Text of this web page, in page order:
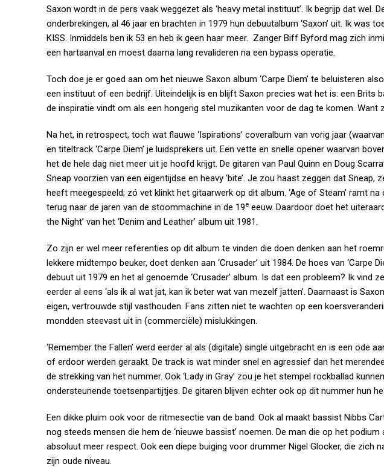
Saxon wordt in de pers vaak weggezet als ‘heavy metal instituut’. Ik begrijp dat wel.
onderbrekingen, al 46 jaar en brachten in 1979 hun debuutalbum ‘Saxon’ uit. Ik was
KISS. Inmiddels ben ik 53 en heb ik geen haar meer. Zanger Biff Byford mag zich
een hartaanval en moest daarna lang revalideren na een bypass operatie.
Toch doe je er goed aan om het nieuwe Saxon album ‘Carpe Diem’ te beluisteren
een instituut of een bedrijf. Uiteindelijk is en blijft Saxon precies wat het is: een Brits
de inspiratie vindt om als een hongerig stel muzikanten voor de dag te komen. Want
Na het, in retrospect, toch wat flauwe ‘Ispirations’ coveralbum van vorig jaar
en titeltrack ‘Carpe Diem’ je luidsprekers uit. Een vette en snelle opener waarvan
het de hele dag niet meer uit je hoofd krijgt. De gitaren van Paul Quinn en Doug
Sneap voorzien van een eigentijdse en heavy ‘bite’. Je zou haast zeggen dat Sneap,
heeft meegespeeld; zó vet klinkt het gitaarwerk op dit album. ‘Age of Steam’ ramt
terug naar de jaren van de stoommachine in de 19e eeuw. Daardoor doet het
the Night’ van het ‘Denim and Leather’ album uit 1981.
Zo zijn er wel meer referenties op dit album te vinden die doen denken aan het
lekkere midtempo beuker, doet denken aan ‘Crusader’ uit 1984. De hoes van ‘Carpe
debuut uit 1979 en het al genoemde ‘Crusader’ album. Is dat een probleem? Ik vind
eerder al eens ‘als ik al wat jat, kan ik beter wat van mezelf jatten’. Daarnaast is
eigen, vertrouwde stijl vasthouden. Fans zitten niet te wachten op een
mondden steevast uit in (commerciële) mislukkingen.
‘Remember the Fallen’ werd eerder al als (digitale) single uitgebracht en is een ode
of erdoor werden geraakt. De track is wat minder snel en agressief dan het
de strekking van het nummer. Ook ‘Lady in Gray’ zou je het stempel rockballad
ondersteunende toetsenpartijtjes. De gitaren blijven echter ook op dit nummer hun
Een dikke pluim ook voor de ritmesectie van de band. Ook al maakt bassist Nibbs
nog steeds mensen die hem de ‘nieuwe bassist’ noemen. De man die op het
absoluut meer respect. Ook een diepe buiging voor drummer Nigel Glocker, die zich
zijn oude niveau.